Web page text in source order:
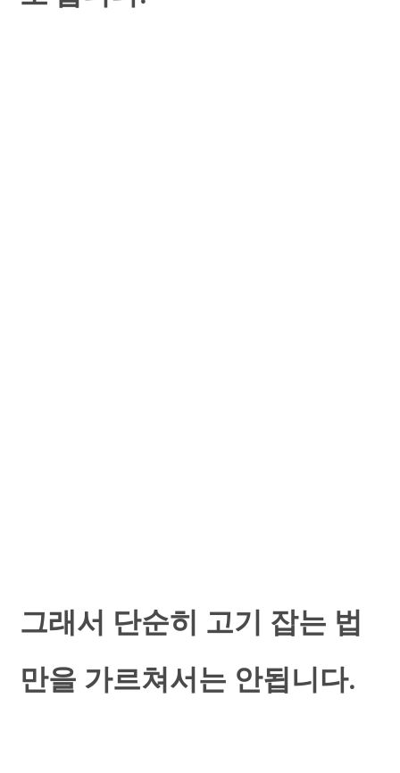
그래서 단순히 고기 잡는 법
만을 가르쳐서는 안됩니다.